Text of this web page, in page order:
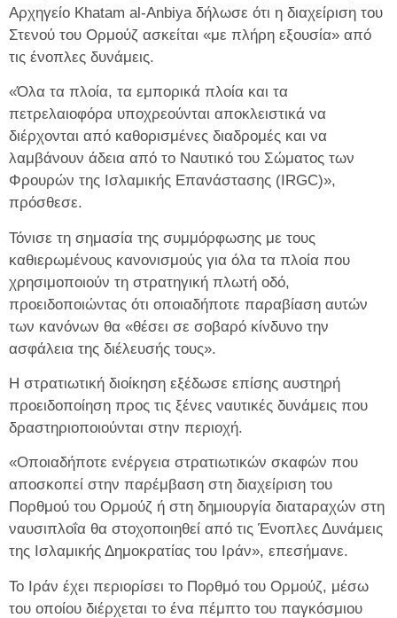
Αρχηγείο Khatam al-Anbiya δήλωσε ότι η διαχείριση του
Στενού του Ορμούζ ασκείται «με πλήρη εξουσία» από
τις ένοπλες δυνάμεις.
«Όλα τα πλοία, τα εμπορικά πλοία και τα
πετρελαιοφόρα υποχρεούνται αποκλειστικά να
διέρχονται από καθορισμένες διαδρομές και να
λαμβάνουν άδεια από το Ναυτικό του Σώματος των
Φρουρών της Ισλαμικής Επανάστασης (IRGC)»,
πρόσθεσε.
Τόνισε τη σημασία της συμμόρφωσης με τους
καθιερωμένους κανονισμούς για όλα τα πλοία που
χρησιμοποιούν τη στρατηγική πλωτή οδό,
προειδοποιώντας ότι οποιαδήποτε παραβίαση αυτών
των κανόνων θα «θέσει σε σοβαρό κίνδυνο την
ασφάλεια της διέλευσής τους».
Η στρατιωτική διοίκηση εξέδωσε επίσης αυστηρή
προειδοποίηση προς τις ξένες ναυτικές δυνάμεις που
δραστηριοποιούνται στην περιοχή.
«Οποιαδήποτε ενέργεια στρατιωτικών σκαφών που
αποσκοπεί στην παρέμβαση στη διαχείριση του
Πορθμού του Ορμούζ ή στη δημιουργία διαταραχών στη
ναυσιπλοΐα θα στοχοποιηθεί από τις Ένοπλες Δυνάμεις
της Ισλαμικής Δημοκρατίας του Ιράν», επεσήμανε.
Το Ιράν έχει περιορίσει το Πορθμό του Ορμούζ, μέσω
του οποίου διέρχεται το ένα πέμπτο του παγκόσμιου